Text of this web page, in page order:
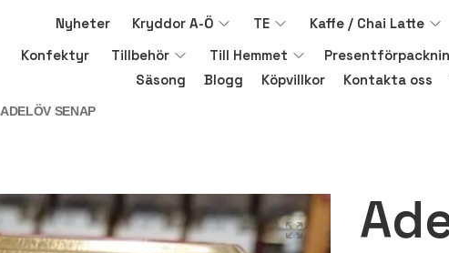
Nyheter Kryddor A-Ö TE Kaffe / Chai Latte
Konfektyr
Tillbehör Till Hemmet
Säsong
Blogg Köpvillkor Kontakta oss
ADELÖV SENAP